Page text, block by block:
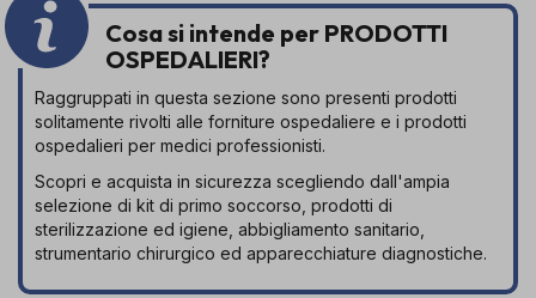
Cosa si intende per PRODOTTI
OSPEDALIERI?
Raggruppati in questa sezione sono presenti prodotti
solitamente rivolti alle forniture ospedaliere e i prodotti
ospedalieri per medici professionisti.
Scopri e acquista in sicurezza scegliendo dall'ampia
selezione di kit di primo soccorso, prodotti di
sterilizzazione ed igiene, abbigliamento sanitario,
strumentario chirurgico ed apparecchiature diagnostiche.